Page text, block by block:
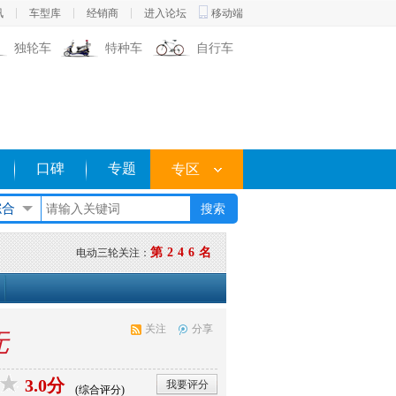
车型库 经销商 进入论坛 移动端
独轮车 特种车 自行车
口碑 专题 专区
电动三轮关注：第246名
关注 分享
3.0分 (综合评分) 我要评分